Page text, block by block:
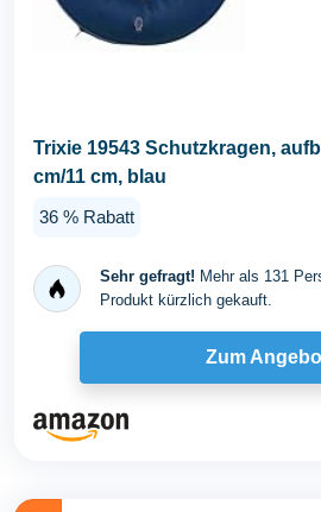
Trixie 19543 Schutzkragen,
cm/11 cm, blau
36 % Rabatt
Sehr gefragt! Mehr als 131
Produkt kürzlich gekauft.
Zum